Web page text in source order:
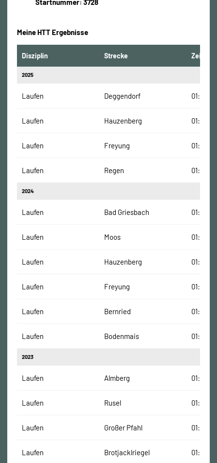
Startnummer: 3728
Meine HTT Ergebnisse
Disziplin Strecke Zeit
2025
Laufen Deggendorf
Laufen Hauzenberg
Laufen Freyung
Laufen Regen
2024
Laufen Bad Griesbach
Laufen Moos
Laufen Hauzenberg
Laufen Freyung
Laufen Bernried
Laufen Bodenmais
2023
Laufen Almberg
Laufen Rusel
Laufen Großer Pfahl
Laufen Brotjacklriegel